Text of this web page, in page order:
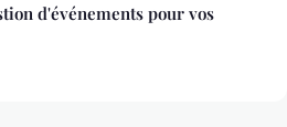
d'événements pour vos